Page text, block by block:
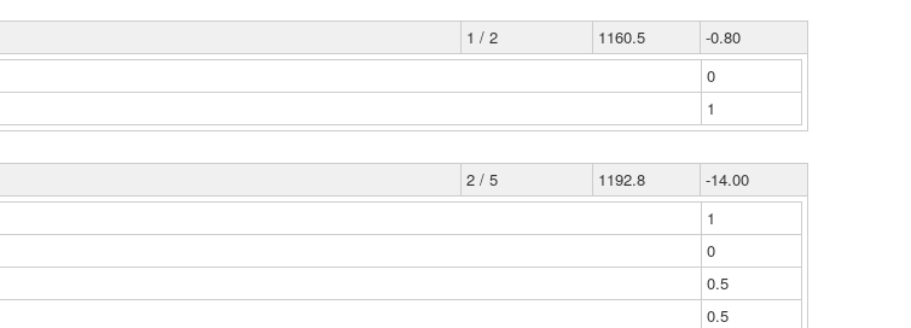
1 / 2 1160.5
-0.80
0
1
2 / 5 1192.8
-14.00
1
0
0.5
0.5